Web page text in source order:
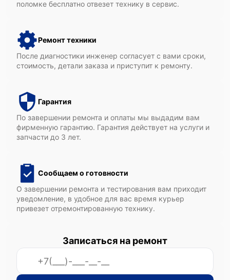
поломке бесплатно отвезет технику в сервис.
Ремонт техники
После диагностики инженер согласует с вами сроки,
стоимость, детали заказа и приступит к ремонту.
Гарантия
По завершении ремонта и оплаты мы выдадим вам
фирменную гарантию. Гарантия действует на услуги и
запчасти до 3 лет.
Сообщаем о готовности
О завершении ремонта и тестирования вам приходит
уведомление, в удобное для вас время курьер
привезет отремонтированную технику.
Записаться на ремонт